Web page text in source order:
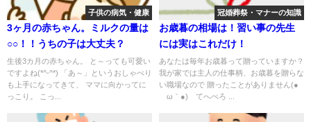
子供の病気・健康
3ヶ月の赤ちゃん。ミルクの量は
○○！！うちの子は大丈夫？
生後3カ月の赤ちゃん。 と～っても可愛い
ですよね(*^-^*) 「あ～」というおしゃべり
も上手になってきて、 ママに向かってに
っこり。 こっ...
冠婚葬祭・マナーの知識
お歳暮の相場は！習い事の先生
には実はこれだけ！
あなたは毎年お歳暮って贈っていますか？
我が家では主人の仕事柄、お歳暮を贈らな
い職場なので 贈ったことがありません(●
´ω｀●)ゞてへぺろ ...